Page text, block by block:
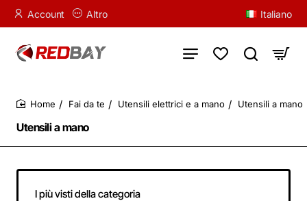
Account Altro Italiano
Utensili a mano
Fai da te Utensili elettrici e a mano Utensili a mano
I più visti della categoria